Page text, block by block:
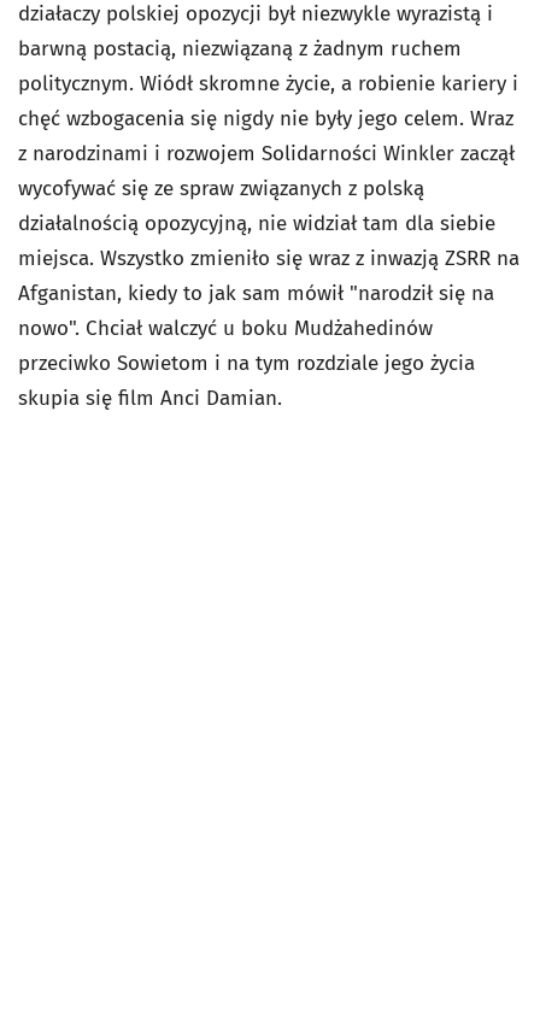
działaczy polskiej opozycji był niezwykle wyrazistą i
barwną postacią, niezwiązaną z żadnym ruchem
politycznym. Wiódł skromne życie, a robienie kariery i
chęć wzbogacenia się nigdy nie były jego celem. Wraz
z narodzinami i rozwojem Solidarności Winkler zaczął
wycofywać się ze spraw związanych z polską
działalnością opozycyjną, nie widział tam dla siebie
miejsca. Wszystko zmieniło się wraz z inwazją ZSRR na
Afganistan, kiedy to jak sam mówił "narodził się na
nowo". Chciał walczyć u boku Mudżahedinów
przeciwko Sowietom i na tym rozdziale jego życia
skupia się film Anci Damian.